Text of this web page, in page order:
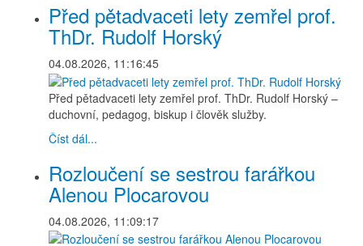
Před pětadvaceti lety zemřel prof.
ThDr. Rudolf Horský
04.08.2026, 11:16:45
Před pětadvaceti lety zemřel prof. ThDr. Rudolf Horský –
duchovní, pedagog, biskup i člověk služby.
Číst dál...
Rozloučení se sestrou farářkou
Alenou Plocarovou
04.08.2026, 11:09:17